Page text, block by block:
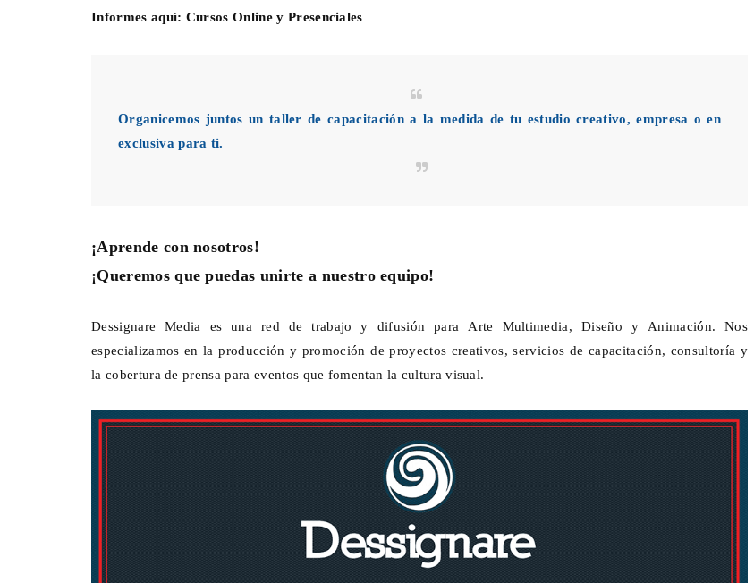
Informes aquí: Cursos Online y Presenciales
Organicemos juntos un taller de capacitación a la medida de tu estudio creativo, empresa o en
exclusiva para ti.
¡Aprende con nosotros!
¡Queremos que puedas unirte a nuestro equipo!
Dessignare Media es una red de trabajo y difusión para Arte Multimedia, Diseño y Animación. Nos
especializamos en la producción y promoción de proyectos creativos, servicios de capacitación, consultoría y
la cobertura de prensa para eventos que fomentan la cultura visual.
Ciudad del Ahorro, una experiencia
inmersiva con Dessignare